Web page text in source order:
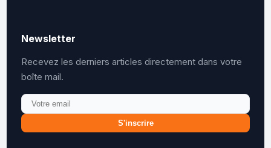
Newsletter
Recevez les derniers articles directement dans votre
boîte mail.
S'inscrire